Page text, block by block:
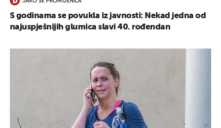
S godinama se povukla iz javnosti: Nekad jedna od
najuspješnijih glumica slavi 40. rođendan